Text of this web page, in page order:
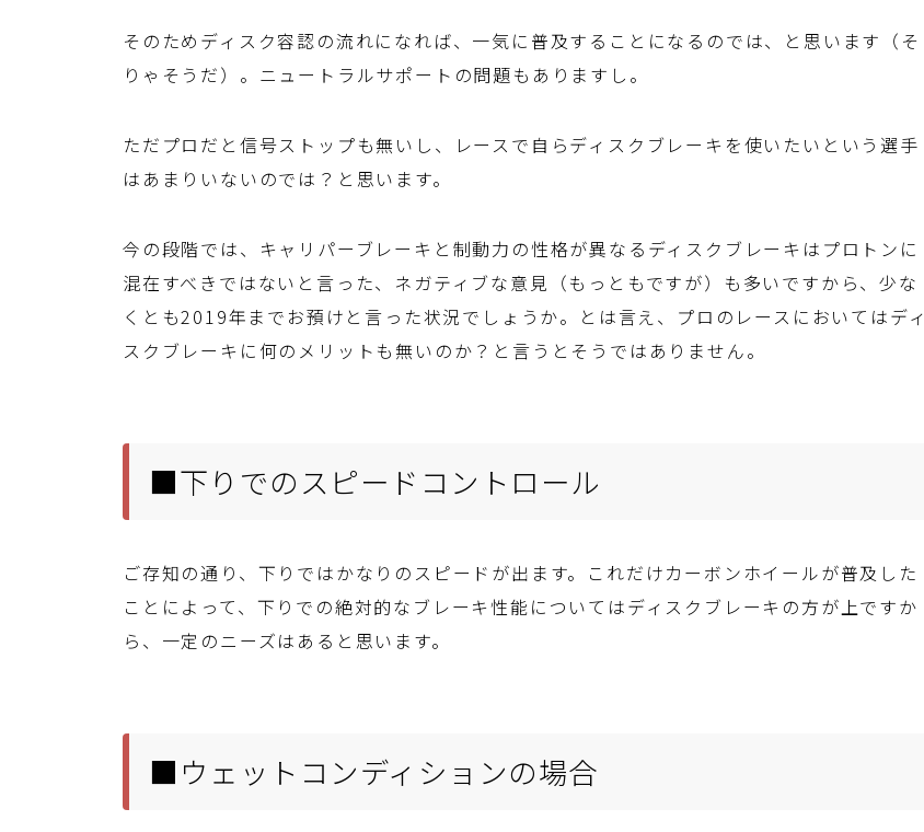
そのためディスク容認の流れになれば、一気に普及することになるのでは、と思います（そ
りゃそうだ）。ニュートラルサポートの問題もありますし。
ただプロだと信号ストップも無いし、レースで自らディスクブレーキを使いたいという選手
はあまりいないのでは？と思います。
今の段階では、キャリパーブレーキと制動力の性格が異なるディスクブレーキはプロトンに
混在すべきではないと言った、ネガティブな意見（もっともですが）も多いですから、少な
くとも2019年までお預けと言った状況でしょうか。とは言え、プロのレースにおいてはディ
スクブレーキに何のメリットも無いのか？と言うとそうではありません。
■下りでのスピードコントロール
ご存知の通り、下りではかなりのスピードが出ます。これだけカーボンホイールが普及した
ことによって、下りでの絶対的なブレーキ性能についてはディスクブレーキの方が上ですか
ら、一定のニーズはあると思います。
■ウェットコンディションの場合